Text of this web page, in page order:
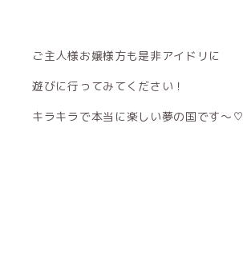
ご主人様お嬢様方も是非アイドリに
遊びに行ってみてください！
キラキラで本当に楽しい夢の国です〜♡